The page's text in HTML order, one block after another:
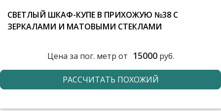
СВЕТЛЫЙ ШКАФ-КУПЕ В ПРИХОЖУЮ №38 С
ЗЕРКАЛАМИ И МАТОВЫМИ СТЕКЛАМИ
Цена за пог. метр от 15000руб.
РАССЧИТАТЬ ПОХОЖИЙ